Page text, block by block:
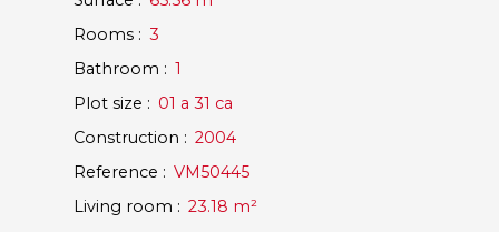
Rooms : 3
Bathroom : 1
Plot size : 01 a 31 ca
Construction : 2004
Reference : VM50445
Living room : 23.18 m²